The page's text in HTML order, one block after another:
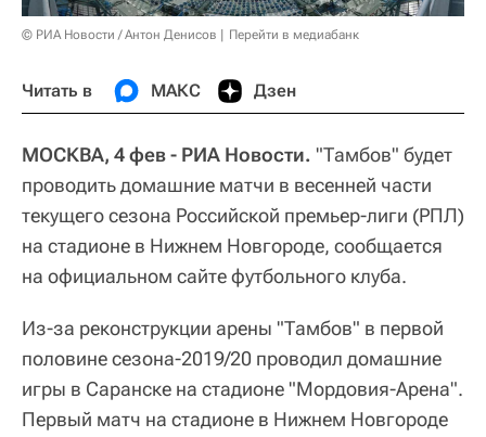
© РИА Новости / Антон Денисов Перейти в медиабанк
Читать в МАКС Дзен
МОСКВА, 4 фев - РИА Новости. "Тамбов" будет
проводить домашние матчи в весенней части
текущего сезона Российской премьер-лиги (РПЛ)
на стадионе в Нижнем Новгороде, сообщается
на официальном сайте футбольного клуба.
Из-за реконструкции арены "Тамбов" в первой
половине сезона-2019/20 проводил домашние
игры в Саранске на стадионе "Мордовия-Арена".
Первый матч на стадионе в Нижнем Новгороде